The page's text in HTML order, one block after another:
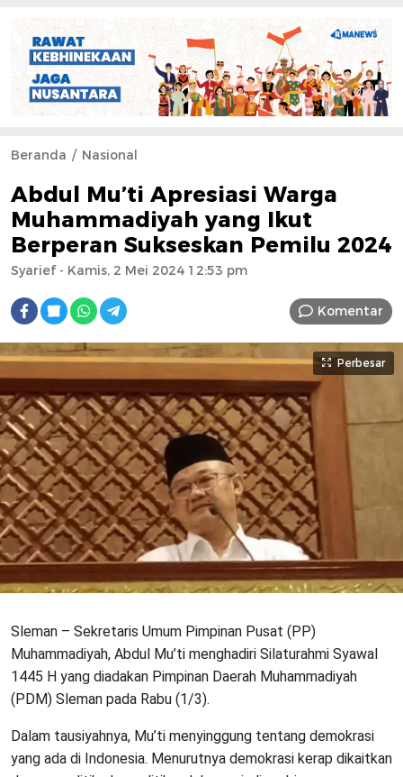
Beranda Nasional
Abdul Mu’ti Apresiasi Warga
Muhammadiyah yang Ikut
Berperan Sukseskan Pemilu 2024
Syarief- Kamis, 2 Mei 2024 12:53 pm
Komentar
Perbesar
Sleman – Sekretaris Umum Pimpinan Pusat (PP)
Muhammadiyah, Abdul Mu’ti menghadiri Silaturahmi Syawal
1445 H yang diadakan Pimpinan Daerah Muhammadiyah
(PDM) Sleman pada Rabu (1/3).
Dalam tausiyahnya, Mu’ti menyinggung tentang demokrasi
yang ada di Indonesia. Menurutnya demokrasi kerap dikaitkan